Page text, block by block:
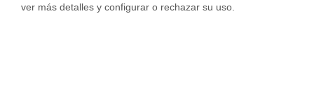
ver más detalles y configurar o rechazar su uso.